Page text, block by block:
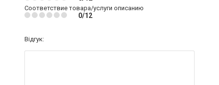
Соответствие товара/услуги описанию
0/12
Відгук: